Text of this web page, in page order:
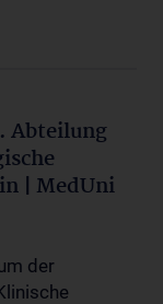
Abteilung
| MedUni
der